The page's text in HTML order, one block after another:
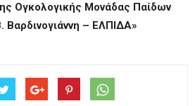
Ογκολογικής Μονάδας Παίδων
Βαρδινογιάννη – ΕΛΠΙΔΑ»